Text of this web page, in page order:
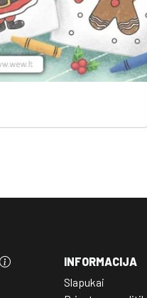
INFORMACIJA
Slapukai